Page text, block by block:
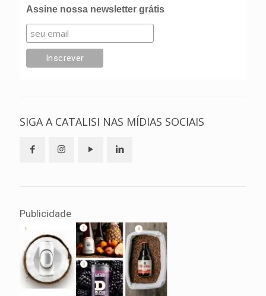
Assine nossa newsletter grátis
SIGA A CATALISI NAS MÍDIAS SOCIAIS
Publicidade